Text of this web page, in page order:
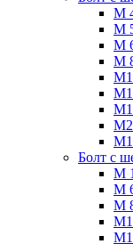
М
М
М
М
Болт с
М
М
М